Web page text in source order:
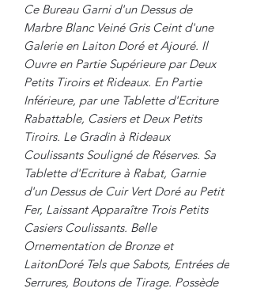
Ce Bureau Garni d'un Dessus de
Marbre Blanc Veiné Gris Ceint d'une
Galerie en Laiton Doré et Ajouré. Il
Ouvre en Partie Supérieure par Deux
Petits Tiroirs et Rideaux. En Partie
Inférieure, par une Tablette d'Ecriture
Rabattable, Casiers et Deux Petits
Tiroirs. Le Gradin à Rideaux
Coulissants Souligné de Réserves. Sa
Tablette d'Ecriture à Rabat, Garnie
d'un Dessus de Cuir Vert Doré au Petit
Fer, Laissant Apparaître Trois Petits
Casiers Coulissants. Belle
Ornementation de Bronze et
LaitonDoré Tels que Sabots, Entrées de
Serrures, Boutons de Tirage. Possède